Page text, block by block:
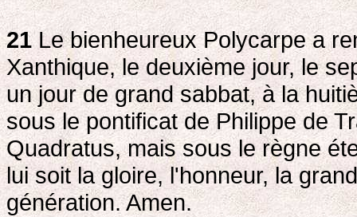
21Le bienheureux Polycarpe a
Xanthique, le deuxième jour, le
un jour de grand sabbat, à la
sous le pontificat de Philippe de
Quadratus, mais sous le règne
lui soit la gloire, l'honneur, la
génération. Amen.